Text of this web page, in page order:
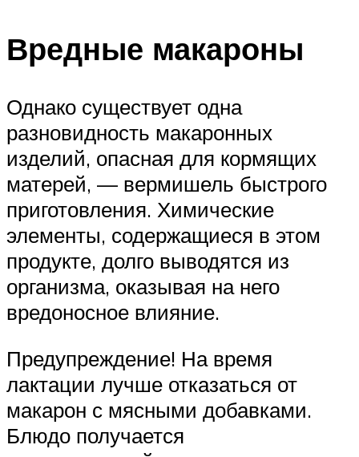
Вредные макароны
Однако существует одна
разновидность макаронных
изделий, опасная для кормящих
матерей, — вермишель быстрого
приготовления. Химические
элементы, содержащиеся в этом
продукте, долго выводятся из
организма, оказывая на него
вредоносное влияние.
Предупреждение! На время
лактации лучше отказаться от
макарон с мясными добавками.
Блюдо получается